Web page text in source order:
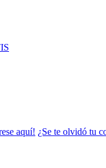
aquí! ¿Se te olvidó tu